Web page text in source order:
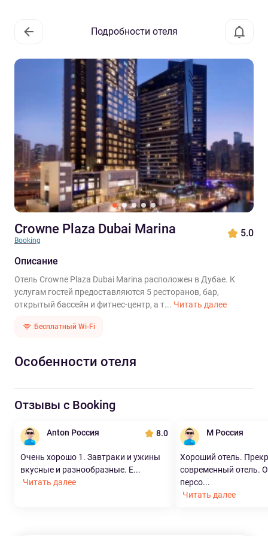
Подробности отеля
Crowne Plaza Dubai Marina
Booking
5.0
Описание
Отель Crowne Plaza Dubai Marina расположен в Дубае. К
услугам гостей предоставляются 5 ресторанов, бар,
открытый бассейн и фитнес-центр, а т... Читать далее
Бесплатный Wi-Fi
Особенности отеля
Отзывы с Booking
Anton Россия 8.0
Очень хорошо 1. Завтраки и ужины
вкусные и разнообразные. Е...
Читать далее
M Россия
Хороший отель.
современный отель.
персо...
Читать далее